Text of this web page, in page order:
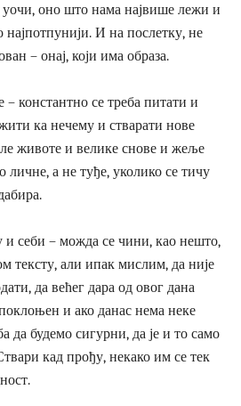
уочи, оно што нама највише лежи и
најпотпунији. И на послетку, не
– онај, који има образа.
константно се треба питати и
ка нечему и стварати нове
животе и велике снове и жеље
а не туђе, уколико се тичу
себи – можда се чини, као нешто,
тексту, али ипак мислим, да није
да већег дара од овог дана
и ако данас нема неке
да будемо сигурни, да је и то само
кад прођу, некако им се тек